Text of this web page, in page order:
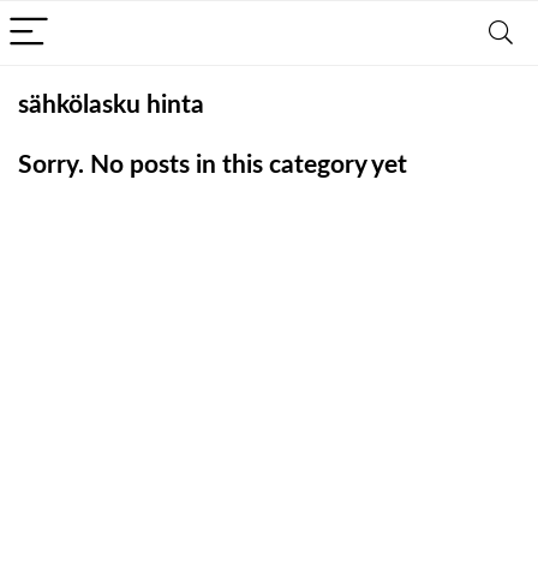
sähkölasku hinta
Sorry. No posts in this category yet